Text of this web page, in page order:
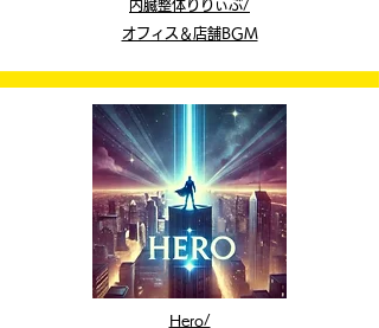
内臓整体りりぃぶ/
​オフィス＆店舗BGM
Hero/